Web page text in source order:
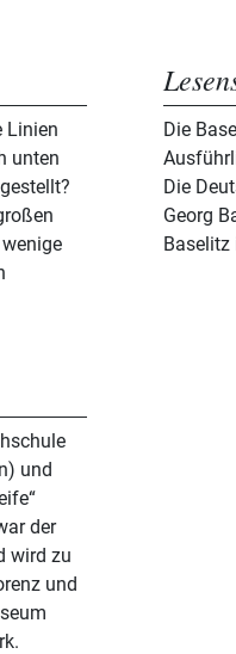
Linien
unten
und
der
wird zu
und
Die
Die
Georg
Baselitz